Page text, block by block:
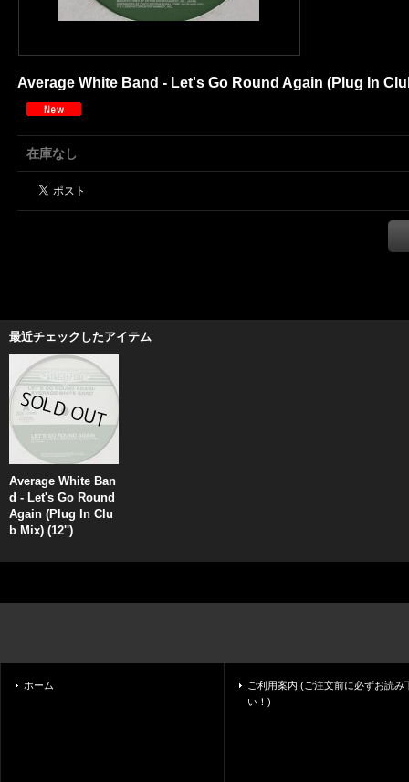
Average White Band - Let's Go Round Again (Plug In
在庫なし
最近チェックしたアイテム
Average White Ban
d - Let's Go Round
Again (Plug In Clu
b Mix) (12'')
ホーム
ご利用案内 (ご注文前に必ずお読み
い！)